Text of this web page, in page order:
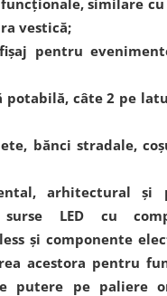
similare cu
vestică;
pentru
potabilă, câte 2 pe
bănci stradale,
arhitectural
LED cu
și componente
acestora pentru
putere pe paliere